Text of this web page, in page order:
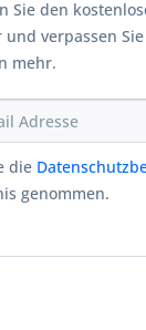
Sie den
und verpassen
mehr.
die
genommen.